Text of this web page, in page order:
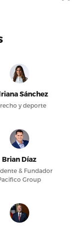
Sánchez
y deporte
Brian Díaz
& Fundador
Group